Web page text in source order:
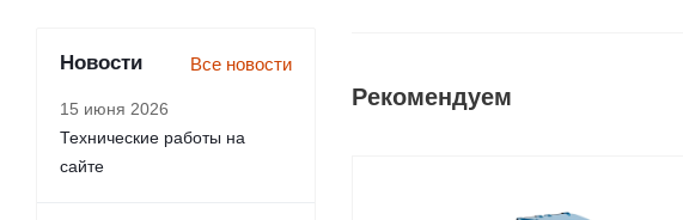
Рекомендуем
Новости Все новости
15 июня 2026
Технические работы на
сайте